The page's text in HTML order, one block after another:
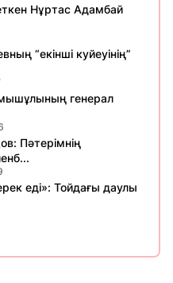
Нұртас Адамбай
“екінші куйеуінің”
генерал
Пәтерімнің
еді»: Тойдағы даулы